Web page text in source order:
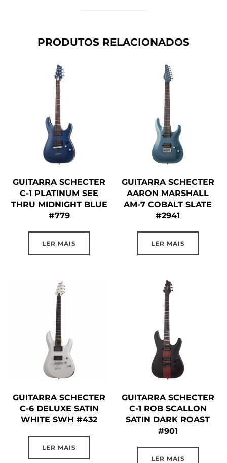
PRODUTOS RELACIONADOS
GUITARRA SCHECTER
C-1 PLATINUM SEE
THRU MIDNIGHT BLUE
#779
LER MAIS
GUITARRA SCHECTER
AARON MARSHALL
AM-7 COBALT SLATE
#2941
LER MAIS
GUITARRA SCHECTER
C-6 DELUXE SATIN
WHITE SWH #432
LER MAIS
GUITARRA SCHECTER
C-1 ROB SCALLON
SATIN DARK ROAST
#901
LER MAIS